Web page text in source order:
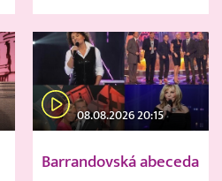
08.08.2026 20:15
Barrandovská abeceda